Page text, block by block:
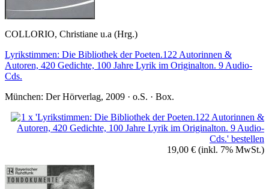
COLLORIO, Christiane u.a (Hrg.)
Lyrikstimmen: Die Bibliothek der Poeten.122 Autorinnen &
Autoren, 420 Gedichte, 100 Jahre Lyrik im Originalton. 9 Audio-
Cds.
München: Der Hörverlag, 2009 · o.S. · Box.
19,00 € (inkl. 7% MwSt.)